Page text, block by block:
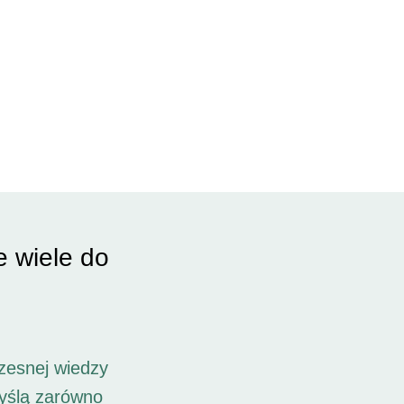
wiele do
wiedzy
zarówno